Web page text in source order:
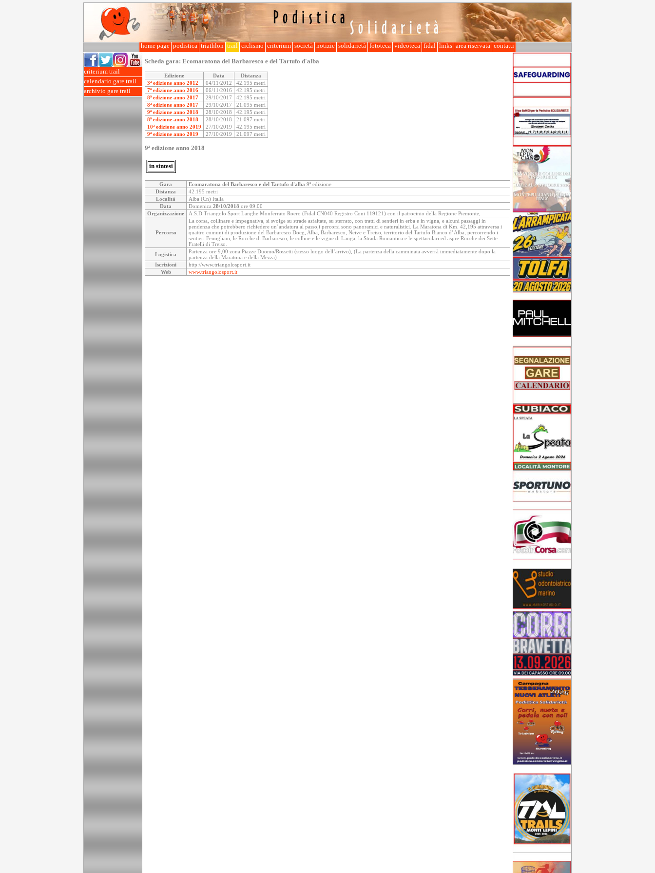
home page podistica triathlon trail ciclismo criterium società notizie solidarietà fototeca videoteca fidal links area riservata contatti
criterium trail
calendario gare trail
archivio gare trail
Scheda gara: Ecomaratona del Barbaresco e del Tartufo d'alba
Edizione Data
Distanza
3ª edizione anno 2012
04/11/2012
42.195 metri
7ª edizione anno 2016
06/11/2016
42.195 metri
8ª edizione anno 2017
29/10/2017
42.195 metri
8ª edizione anno 2017
29/10/2017
21.095 metri
9ª edizione anno 2018
28/10/2018
42.195 metri
8ª edizione anno 2018
28/10/2018
21.097 metri
10ª edizione anno 2019
27/10/2019
42.195 metri
9ª edizione anno 2019
27/10/2019 21.097 metri
9ª edizione anno 2018
in sintesi
Gara Ecomaratona del Barbaresco e del Tartufo d'alba 9ª edizione
Distanza
42.195 metri
Località
Alba (Cn) Italia
Data
Domenica 28/10/2018 ore 09:00
Organizzazione
A.S.D.Triangolo Sport Langhe Monferrato Roero (Fidal CN040 Registro Coni 119121) con il patrocinio della Regione Piemonte,
Percorso
La corsa, collinare e impegnativa, si svolge su strade asfaltate, su sterrato, con tratti di sentieri in erba e in vigna, e alcuni passaggi in
pendenza che potrebbero richiedere un’andatura al passo,i percorsi sono panoramici e naturalistici. La Maratona di Km. 42,195 attraversa i
quattro comuni di produzione del Barbaresco Docg, Alba, Barbaresco, Neive e Treiso, territorio del Tartufo Bianco d’Alba, percorrendo i
sentieri Fenogliani, le Rocche di Barbaresco, le colline e le vigne di Langa, la Strada Romantica e le spettacolari ed aspre Rocche dei Sette
Fratelli di Treiso.
Logistica
Partenza ore 9,00 zona Piazze Duomo/Rossetti (stesso luogo dell’arrivo), (La partenza della camminata avverrà immediatamente dopo la
partenza della Maratona e della Mezza)
Iscrizioni
http://www.triangolosport.it
Web
www.triangolosport.it